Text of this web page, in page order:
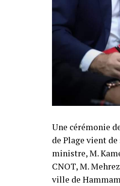
Une cérémonie
de Plage vient
ministre, M.
CNOT, M.
ville de